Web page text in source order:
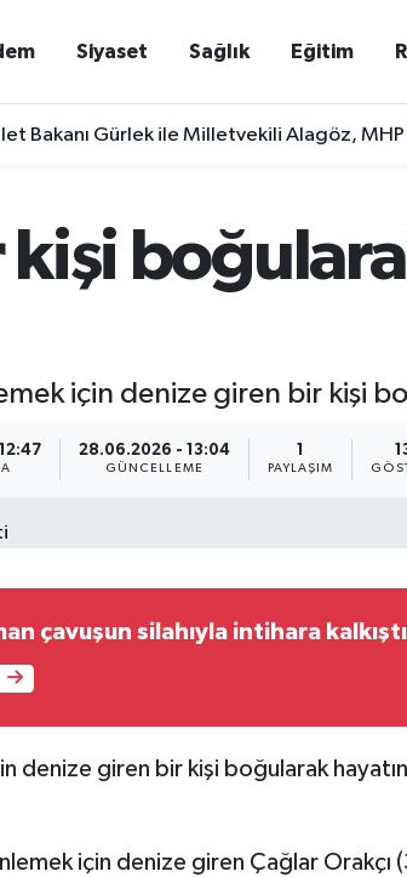
Siyaset Sağlık Eğitim
Bakanı Gürlek ile Milletvekili Alagöz, MHP
için denize giren bir kişi
28.06.2026 - 13:04
GÜNCELLEME PAYLAŞIM
çavuşun silahıyla intihara kalkıştı
denize giren bir kişi boğularak
için denize giren Çağlar Orakçı